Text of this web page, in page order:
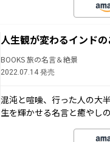
人生観が変わるインド
BOOKS 旅の名言＆絶景
2022.07.14 発売
混沌と喧噪、行った人の大
生を輝かせる名言と癒やし